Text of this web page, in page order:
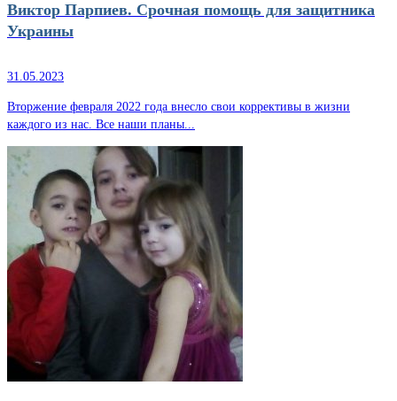
Виктор Парпиев. Срочная помощь для защитника
Украины
31.05.2023
Вторжение февраля 2022 года внесло свои коррективы в жизни
каждого из нас. Все наши планы...